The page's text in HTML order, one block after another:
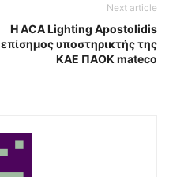
Next article
H ACA Lighting Apostolidis
επίσημος υποστηρικτής της
ΚΑΕ ΠΑΟΚ mateco